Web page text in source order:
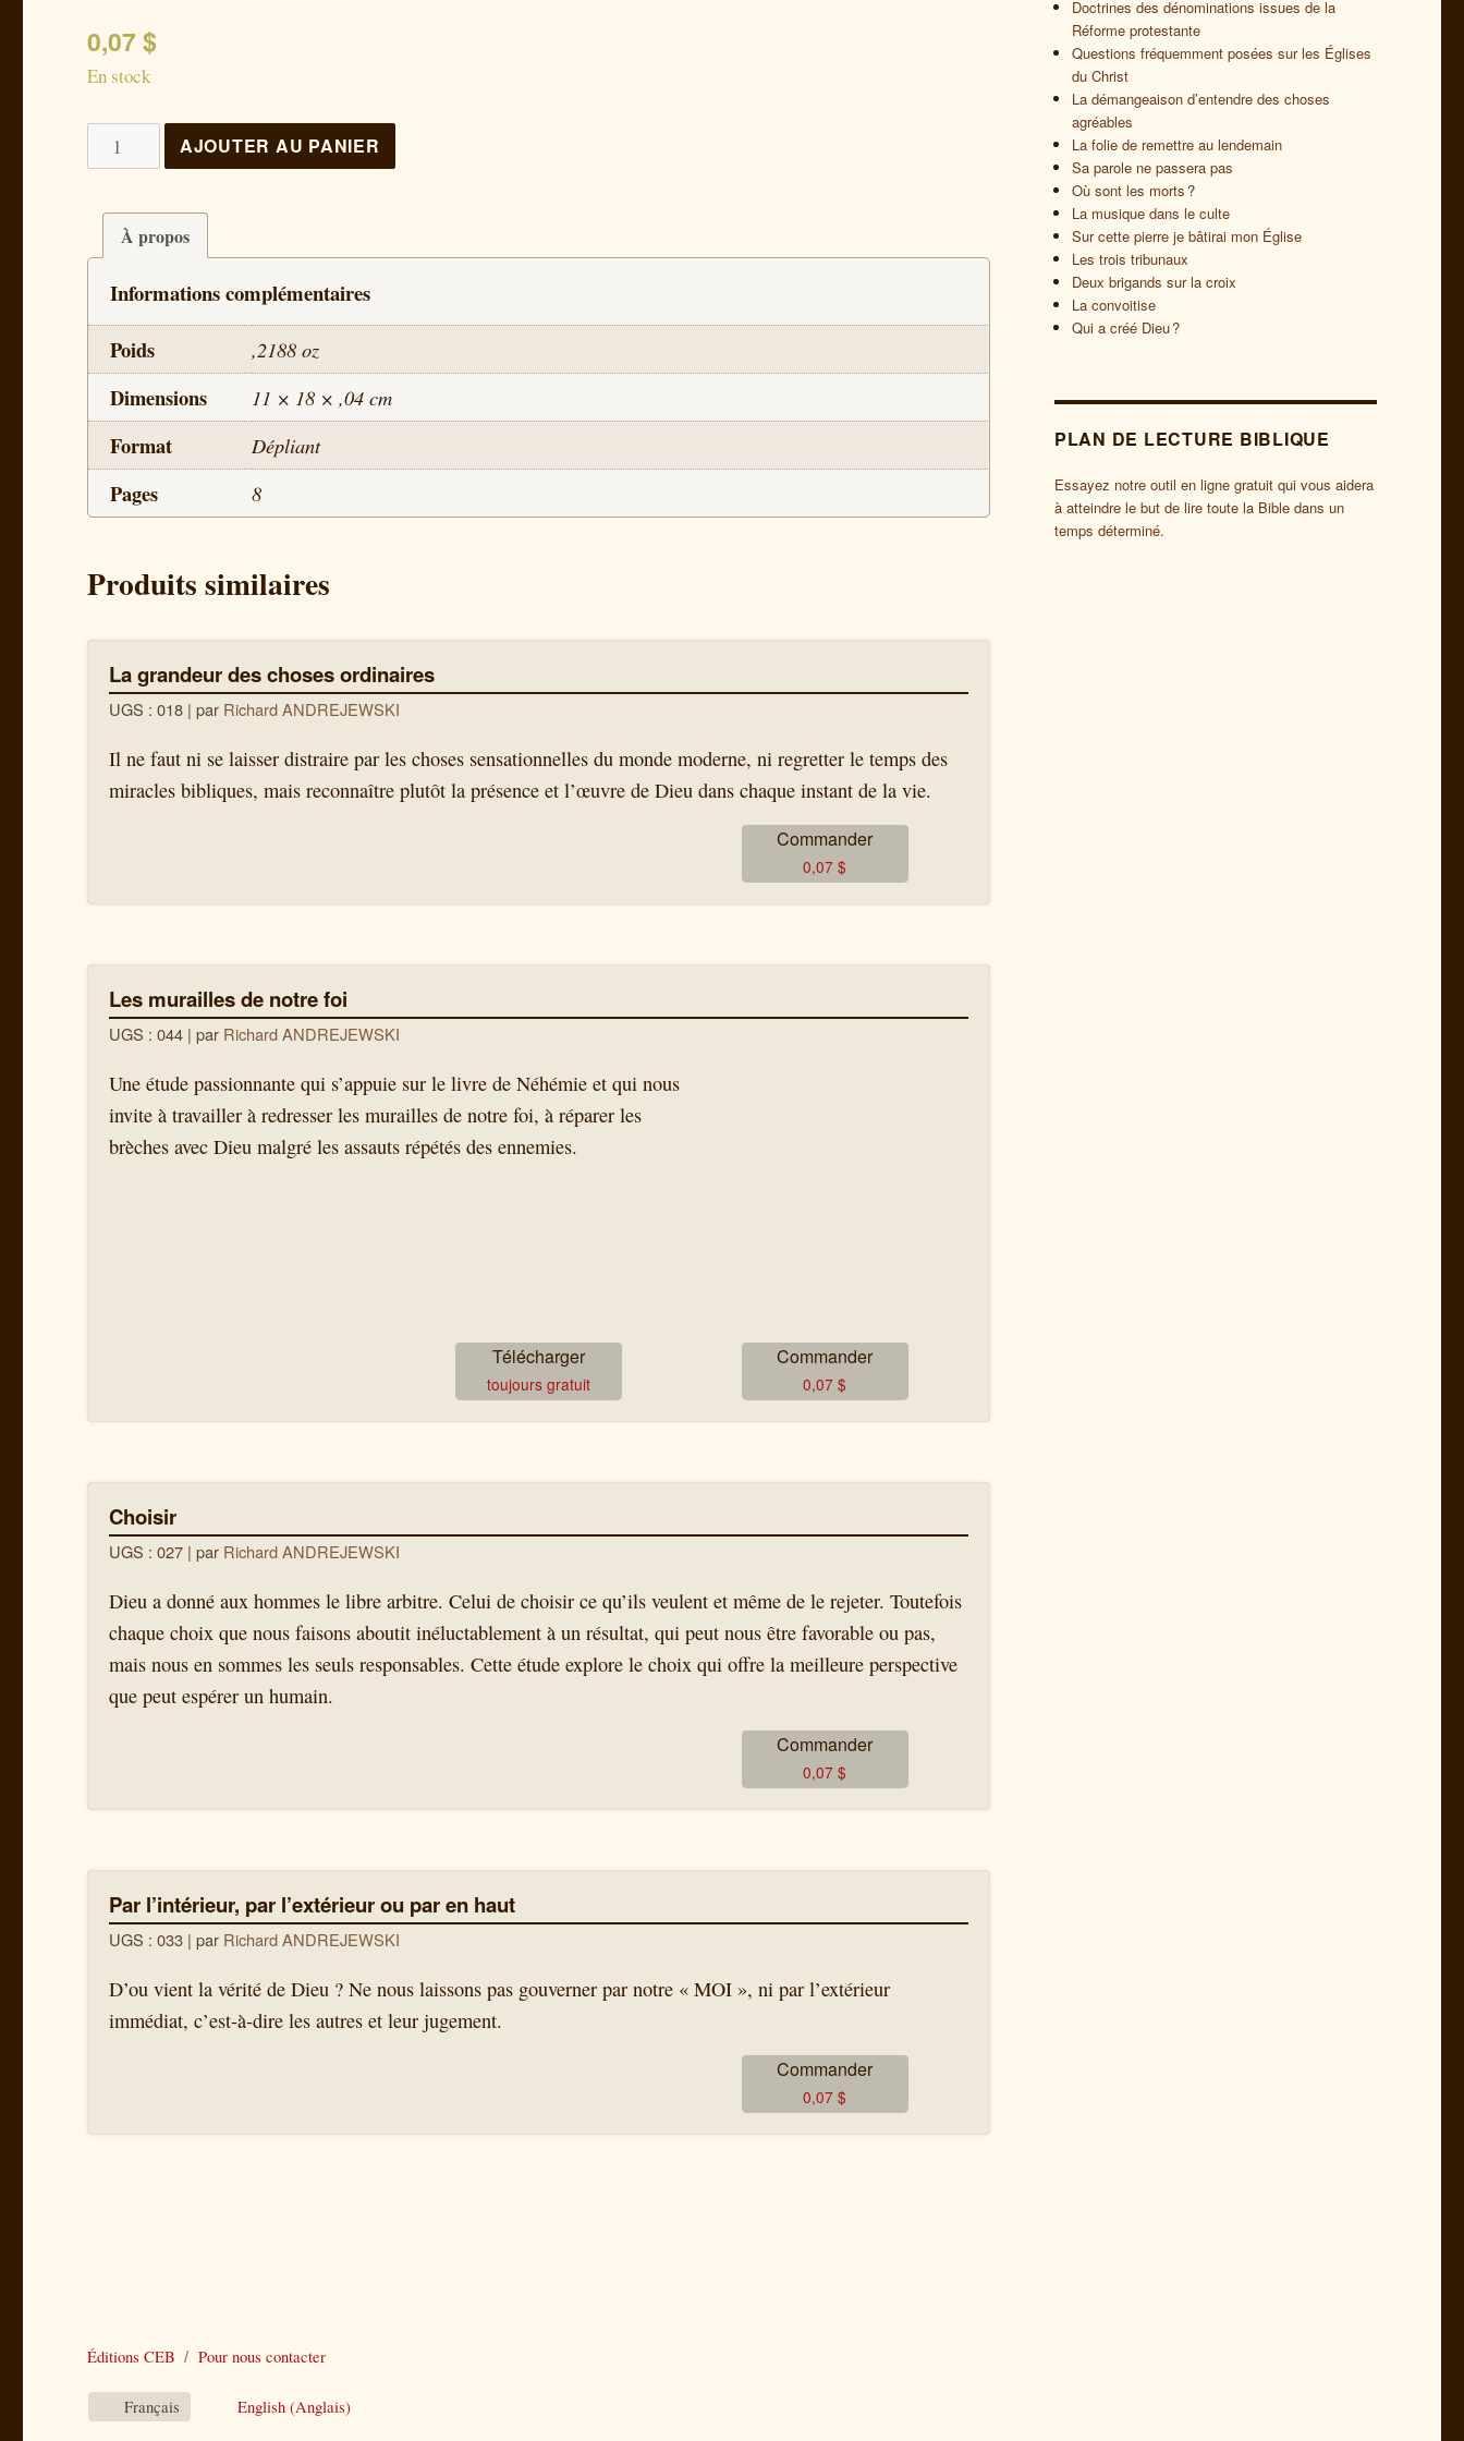
0,07$
En stock
quantité
de
voies
de
Dieu
AJOUTER AU PANIER
À propos
Informations complémentaires
Poids
,2188 oz
Dimensions 11 × 18 × ,04 cm
Format Dépliant
Pages 8
Produits similaires
La grandeur des choses ordinaires
UGS : 018 | par Richard ANDREJEWSKI
Il ne faut ni se laisser distraire par les choses sensationnelles du monde moderne, ni regretter le temps des
miracles bibliques, mais reconnaître plutôt la présence et l’œuvre de Dieu dans chaque instant de la vie.
Commander
0,07$
Les murailles de notre foi
UGS : 044 | par Richard ANDREJEWSKI
Une étude passionnante qui s’appuie sur le livre de Néhémie et qui nous
invite à travailler à redresser les murailles de notre foi, à réparer les
brèches avec Dieu malgré les assauts répétés des ennemies.
Télécharger
toujours gratuit
Commander
0,07$
Choisir
UGS : 027 | par Richard ANDREJEWSKI
Dieu a donné aux hommes le libre arbitre. Celui de choisir ce qu’ils veulent et même de le rejeter. Toutefois
chaque choix que nous faisons aboutit inéluctablement à un résultat, qui peut nous être favorable ou pas,
mais nous en sommes les seuls responsables. Cette étude explore le choix qui offre la meilleure perspective
que peut espérer un humain.
Commander
0,07$
Par l’intérieur, par l’extérieur ou par en haut
UGS : 033 | par Richard ANDREJEWSKI
D’ou vient la vérité de Dieu ? Ne nous laissons pas gouverner par notre « MOI », ni par l’extérieur
immédiat, c’est-à-dire les autres et leur jugement.
Commander
0,07$
Doctrines des dénominations issues de la
Réforme protestante
Questions fréquemment posées sur les Églises
du Christ
La démangeaison d’entendre des choses
agréables
La folie de remettre au lendemain
Sa parole ne passera pas
Où sont les morts ?
La musique dans le culte
Sur cette pierre je bâtirai mon Église
Les trois tribunaux
Deux brigands sur la croix
La convoitise
Qui a créé Dieu ?
PLAN DE LECTURE BIBLIQUE
Essayez notre outil en ligne gratuit qui vous aidera
à atteindre le but de lire toute la Bible dans un
temps déterminé.
Éditions CEB Pour nous contacter
Français English (Anglais)